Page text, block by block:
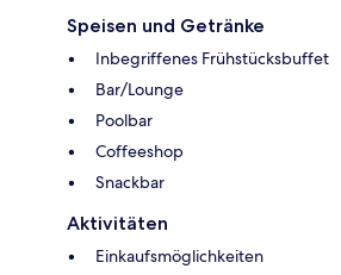
Speisen und Getränke
Inbegriffenes Frühstücksbuffet
Bar/Lounge
Poolbar
Coffeeshop
Snackbar
Aktivitäten
Einkaufsmöglichkeiten